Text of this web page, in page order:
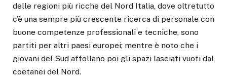
delle regioni più ricche del Nord Italia, dove oltretutto
c’è una sempre più crescente ricerca di personale con
buone competenze professionali e tecniche, sono
partiti per altri paesi europei; mentre è noto che i
giovani del Sud affollano poi gli spazi lasciati vuoti dal
coetanei del Nord.